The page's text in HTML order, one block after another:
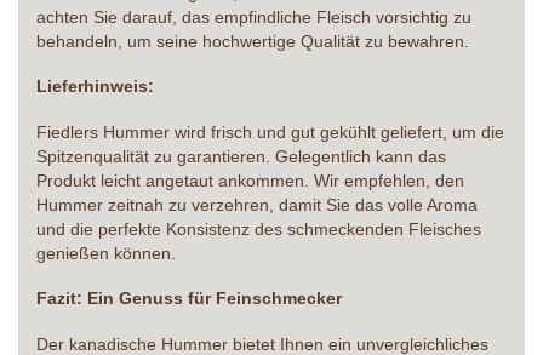
achten Sie darauf, das empfindliche Fleisch vorsichtig zu
behandeln, um seine hochwertige Qualität zu bewahren.
Lieferhinweis:
Fiedlers Hummer wird frisch und gut gekühlt geliefert, um die
Spitzenqualität zu garantieren. Gelegentlich kann das
Produkt leicht angetaut ankommen. Wir empfehlen, den
Hummer zeitnah zu verzehren, damit Sie das volle Aroma
und die perfekte Konsistenz des schmeckenden Fleisches
genießen können.
Fazit: Ein Genuss für Feinschmecker
Der kanadische Hummer bietet Ihnen ein unvergleichliches